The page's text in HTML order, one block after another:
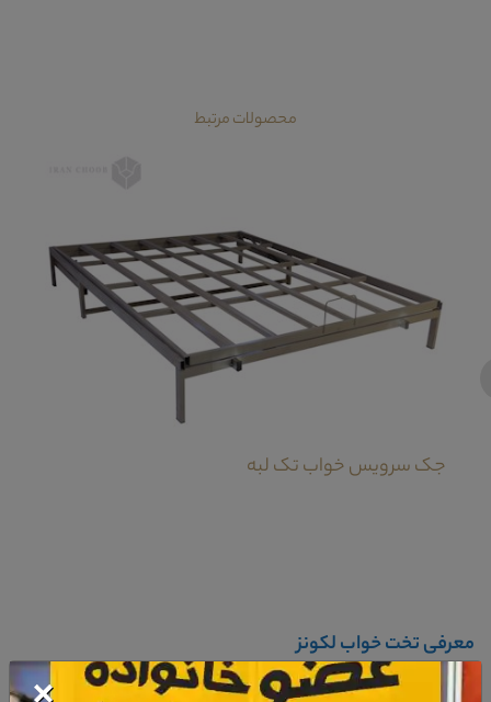
محصولات مرتبط
جک سرویس خواب تک لبه
معرفی تخت خواب لکونز
تخت خواب لکونز در قسمت تاج خود دارای طرح منبت بسیار ظریف و دقیق است که